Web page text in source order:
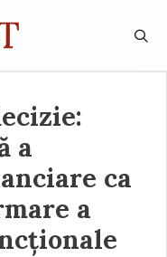
a
ca
a